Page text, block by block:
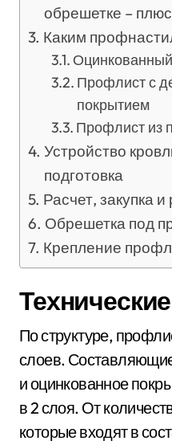
обрешетке –
Каким
Профлист с
покрытием
Профлист из
Устройство
подготовка
Расчет, закупка
Обрешетка под
Крепление
По структуре,
слоев.
и оцинкованное
в 2 слоя. От
которые входят в